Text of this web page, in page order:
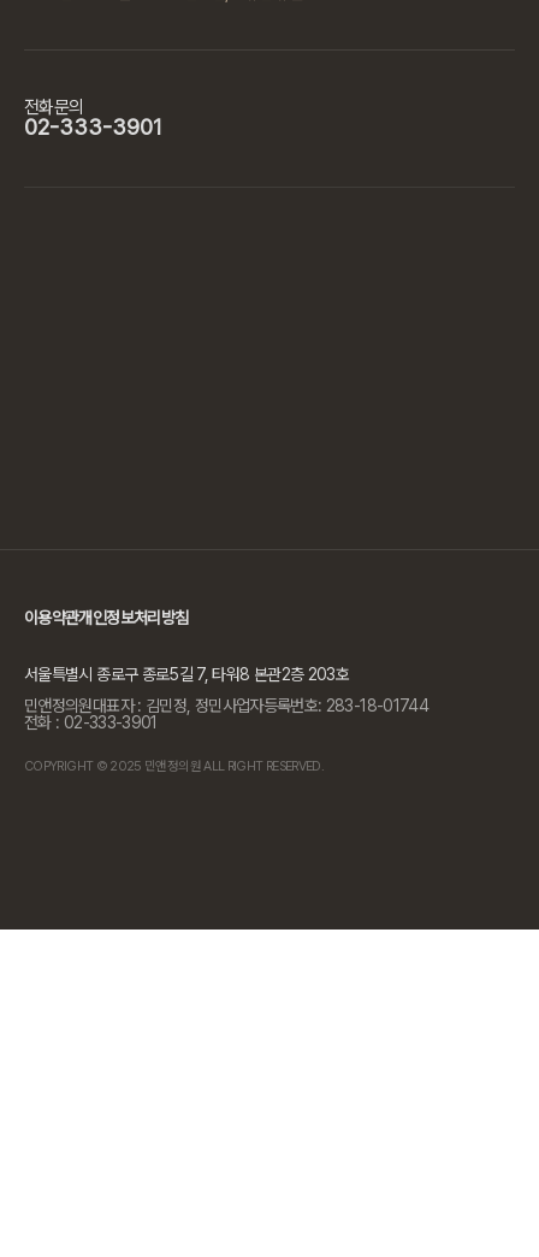
전화문의
02-333-3901
이용약관개인정보처리방침
서울특별시 종로구 종로5길 7, 타워8 본관2층 203호
민앤정의원대표자 : 김민정, 정민사업자등록번호: 283-18-01744
전화 : 02-333-3901
COPYRIGHT © 2025 민앤정의원 ALL RIGHT RESERVED.